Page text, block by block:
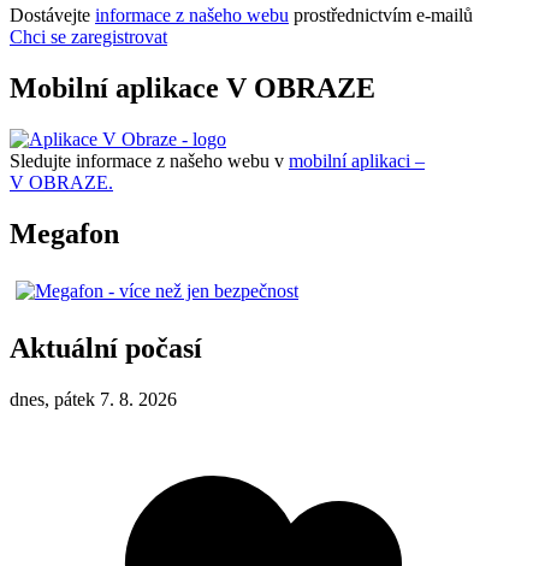
Dostávejte informace z našeho webu prostřednictvím e-mailů
Chci se zaregistrovat
Mobilní aplikace V OBRAZE
Sledujte informace z našeho webu v mobilní aplikaci –
V OBRAZE.
Megafon
Aktuální počasí
dnes, pátek 7. 8. 2026